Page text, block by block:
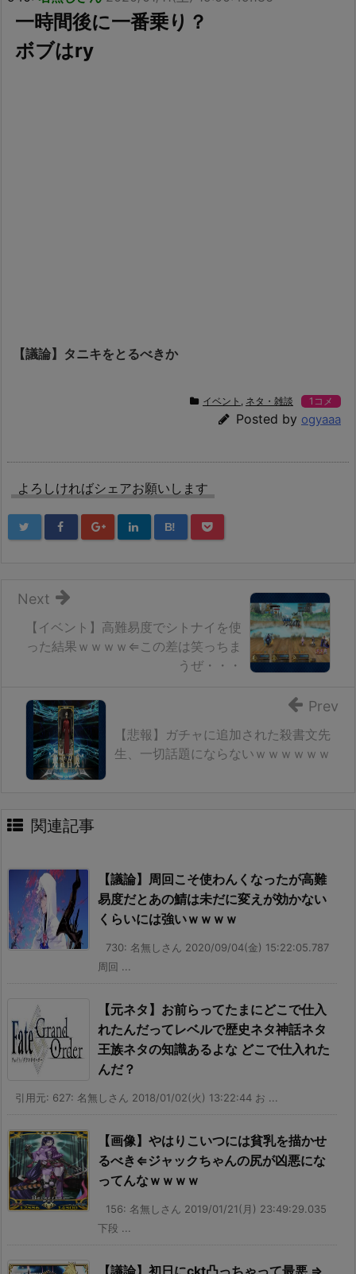
一時間後に一番乗り？
ボブはry
【議論】タニキをとるべきか
イベント , ネタ・雑談 1コメ
Posted by ogyaaa
よろしければシェアお願いします
B!
【イベント】高難易度でシトナイを使
った結果ｗｗｗｗ⇐この差は笑っちま
うぜ・・・
Next
【悲報】ガチャに追加された殺書文先
生、一切話題にならないｗｗｗｗｗｗ
Prev
関連記事
【議論】周回こそ使わんくなったが高難
易度だとあの鯖は未だに変えが効かない
くらいには強いｗｗｗｗ
730: 名無しさん 2020/09/04(金) 15:22:05.787
周回 ...
【元ネタ】お前らってたまにどこで仕入
れたんだってレベルで歴史ネタ神話ネタ
王族ネタの知識あるよな どこで仕入れた
んだ？
引用元: 627: 名無しさん 2018/01/02(火) 13:22:44 お ...
【画像】やはりこいつには貧乳を描かせ
るべき⇐ジャックちゃんの尻が凶悪にな
ってんなｗｗｗｗ
156: 名無しさん 2019/01/21(月) 23:49:29.035
下段 ...
【議論】初日にckt凸っちゃって最悪 ⇒